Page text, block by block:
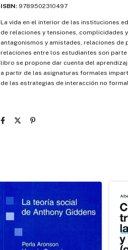
ISBN: 9789502310497
La vida en el interior de las instituciones
de relaciones y tensiones, complicidades
antagonismos y amistades, relaciones de
relaciones entre los estudiantes son
libro se propone dar cuenta del
a partir de las asignaturas formales
de las estrategias de interacción no